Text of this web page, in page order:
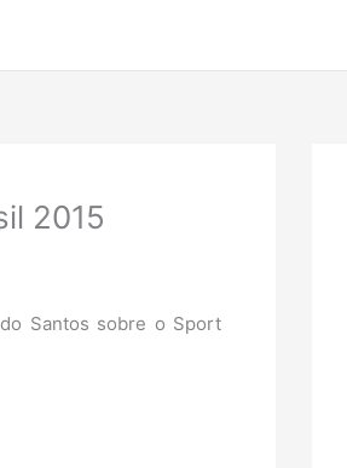
2015
Santos sobre o Sport